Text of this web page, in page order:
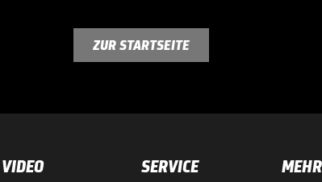
ZUR STARTSEITE
VIDEO SERVICE MEHR